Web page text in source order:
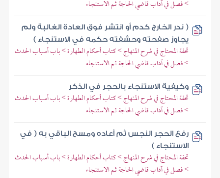
> فصل في آداب قاضي الحاجة ثم الاستنجاء
( ندر الخارج كدم أو انتشر فوق العادة الغالبة ولم
يجاوز صفحته وحشفته حكمه في الاستنجاء )
تحفة المحتاج في شرح المنهاج > كتاب أحكام الطهارة > باب أسباب الحدث
> فصل في آداب قاضي الحاجة ثم الاستنجاء
وكيفية الاستنجاء بالحجر في الذكر
تحفة المحتاج في شرح المنهاج > كتاب أحكام الطهارة > باب أسباب الحدث
> فصل في آداب قاضي الحاجة ثم الاستنجاء
رفع الحجر النجس ثم أعاده ومسح الباقي به ( في
الاستنجاء )
تحفة المحتاج في شرح المنهاج > كتاب أحكام الطهارة > باب أسباب الحدث
> فصل في آداب قاضي الحاجة ثم الاستنجاء